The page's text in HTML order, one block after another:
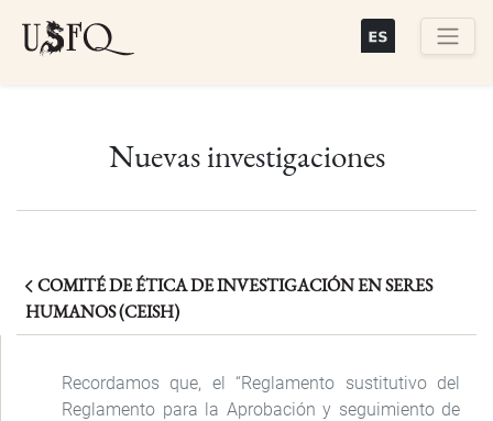
Nuevas investigaciones
COMITÉ DE ÉTICA DE INVESTIGACIÓN EN SERES
HUMANOS (CEISH)
Recordamos que, el “Reglamento sustitutivo del
Reglamento para la Aprobación y seguimiento de